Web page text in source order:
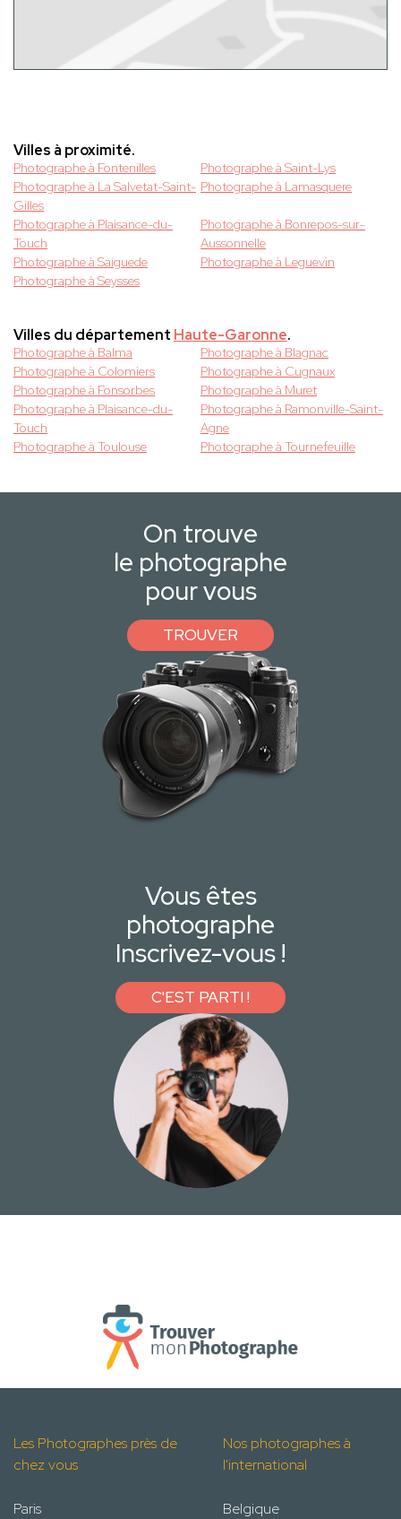
Villes à proximité.
Photographe à Fontenilles
Photographe à Saint-Lys
Photographe à La Salvetat-Saint-
Gilles
Photographe à Lamasquere
Photographe à Plaisance-du-
Touch
Photographe à Bonrepos-sur-
Aussonnelle
Photographe à Saiguede
Photographe à Leguevin
Photographe à Seysses
Villes du département Haute-Garonne.
Photographe à Balma
Photographe à Blagnac
Photographe à Colomiers
Photographe à Cugnaux
Photographe à Fonsorbes
Photographe à Muret
Photographe à Plaisance-du-
Touch
Photographe à Ramonville-Saint-
Agne
Photographe à Toulouse
Photographe à Tournefeuille
On trouve
le photographe
pour vous
TROUVER
Vous êtes
photographe
Inscrivez-vous !
C'EST PARTI !
Les Photographes près de
chez vous
Paris
Nos photographes à
l'international
Belgique